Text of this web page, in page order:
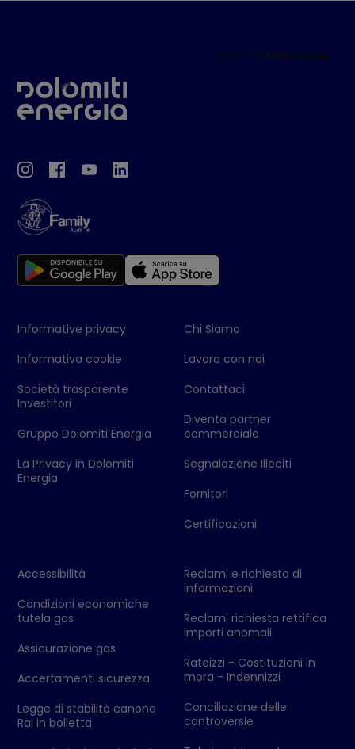
Informative privacy
Informativa cookie
Società trasparente
Investitori
Gruppo Dolomiti Energia
La Privacy in Dolomiti
Energia
Chi Siamo
Lavora con noi
Contattaci
Diventa partner
commerciale
Segnalazione Illeciti
Fornitori
Certificazioni
Accessibilità
Condizioni economiche
tutela gas
Assicurazione gas
Accertamenti sicurezza
Legge di stabilità canone
Rai in bolletta
Reclami e richiesta di
informazioni
Reclami richiesta rettifica
importi anomali
Rateizzi - Costituzioni in
mora - Indennizzi
Conciliazione delle
controversie